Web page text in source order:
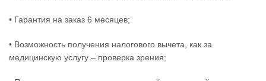
• Гарантия на заказ 6 месяцев;
• Возможность получения налогового вычета, как за
медицинскую услугу – проверка зрения;